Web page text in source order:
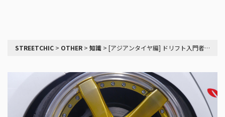
STREETCHIC > OTHER > 知識 > [アジアンタイヤ編] ドリフト入門者からヘビードリフターまで！タイヤのあれこれ